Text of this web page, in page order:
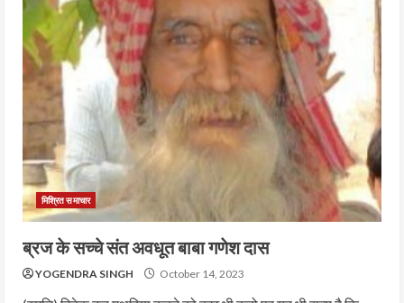
मिश्रित समाचार
ब्रज के सच्चे संत अवधूत बाबा गणेश दास
YOGENDRA SINGH October 14, 2023